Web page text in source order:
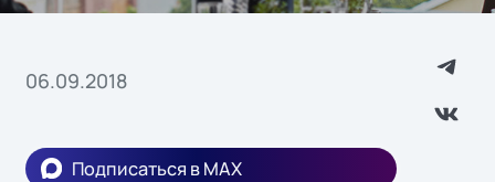
06.09.2018
Подписаться в MAX